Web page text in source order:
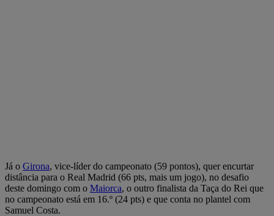
Já o Girona, vice-líder do campeonato (59 pontos), quer encurtar
distância para o Real Madrid (66 pts, mais um jogo), no desafio
deste domingo com o Maiorca, o outro finalista da Taça do Rei que
no campeonato está em 16.º (24 pts) e que conta no plantel com
Samuel Costa.